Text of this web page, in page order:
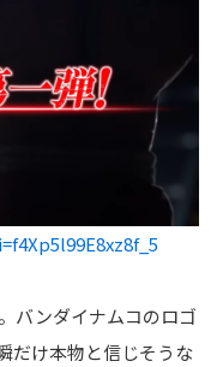
バンダイナムコのロゴ
だけ本物と信じそうな